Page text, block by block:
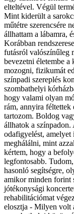
elteltével. Végül
Mint kiderült a
műtétre szerencsére
állhattam a lábamra,
Korábban
futásról valószínűleg
bevezetni életembe
mozogni, fizikumát
színpadi szereplés
szombathelyi
hogy valami olyan
rám, annyira féltettek
tartozom. Boldog
állhatok a színpadon.
odafigyelést, amelyet
meghálálni, mint
kértem, hogy a
legfontosabb.
hasonló segítségre,
amikor minden forint
jótékonysági
rehabilitációmat
elosztja - Milyen volt